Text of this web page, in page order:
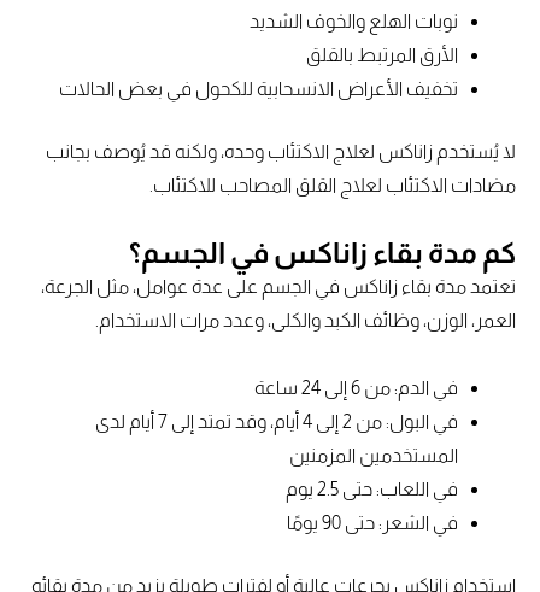
نوبات الهلع والخوف الشديد
الأرق المرتبط بالقلق
تخفيف الأعراض الانسحابية للكحول في بعض الحالات
لا يُستخدم زاناكس لعلاج الاكتئاب وحده، ولكنه قد يُوصف بجانب
مضادات الاكتئاب لعلاج القلق المصاحب للاكتئاب.
كم مدة بقاء زاناكس في الجسم؟
تعتمد مدة بقاء زاناكس في الجسم على عدة عوامل، مثل الجرعة،
العمر، الوزن، وظائف الكبد والكلى، وعدد مرات الاستخدام.
في الدم: من 6 إلى 24 ساعة
في البول: من 2 إلى 4 أيام، وقد تمتد إلى 7 أيام لدى
المستخدمين المزمنين
في اللعاب: حتى 2.5 يوم
في الشعر: حتى 90 يومًا
استخدام زاناكس بجرعات عالية أو لفترات طويلة يزيد من مدة بقائه